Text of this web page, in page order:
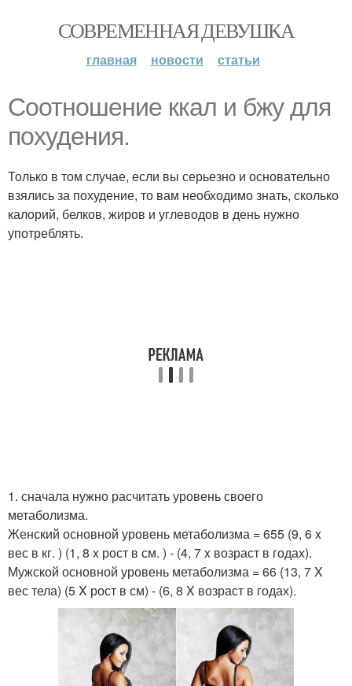
СОВРЕМЕННАЯ ДЕВУШКА
главная новости статьи
Соотношение ккал и бжу для
похудения.
Только в том случае, если вы серьезно и основательно
взялись за похудение, то вам необходимо знать, сколько
калорий, белков, жиров и углеводов в день нужно
употреблять.
1. сначала нужно расчитать уровень своего
метаболизма.
Женский основной уровень метаболизма = 655 (9, 6 x
вес в кг. ) (1, 8 x рост в см. ) - (4, 7 x возраст в годах).
Мужской основной уровень метаболизма = 66 (13, 7 X
вес тела) (5 X рост в см) - (6, 8 X возраст в годах).